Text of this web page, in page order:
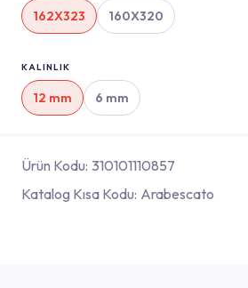
162X323 160X320
KALINLIK
12 mm 6 mm
Ürün Kodu: 310101110857
Katalog Kısa Kodu: Arabescato